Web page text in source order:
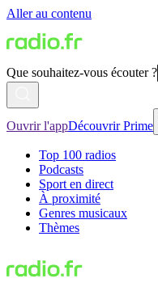
Aller au contenu
Que souhaitez-vous écouter ?
Ouvrir l'appDécouvrir Prime
Top 100 radios
Podcasts
Sport en direct
À proximité
Genres musicaux
Thèmes